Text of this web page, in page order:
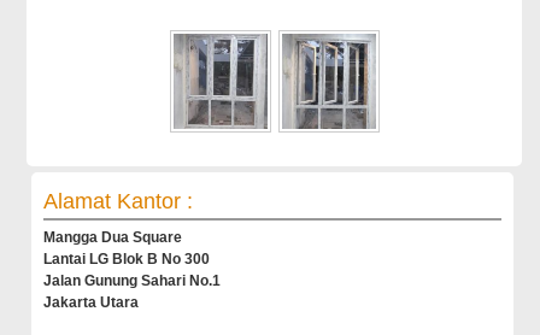
Alamat Kantor :
Mangga Dua Square
Lantai LG Blok B No 300
Jalan Gunung Sahari No.1
Jakarta Utara